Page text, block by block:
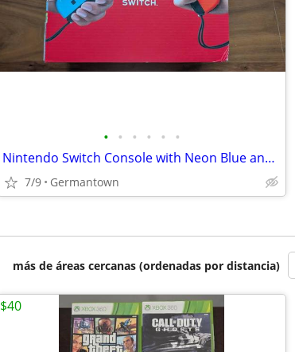
• • • • • •
Nintendo Switch Console with Neon Blue and Red Joy-Con
7/9 Germantown
más de áreas cercanas (ordenadas por distancia)
$40